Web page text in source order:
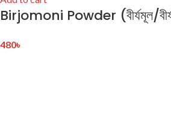
Birjomoni Powder (বীর্যমূল/
480৳